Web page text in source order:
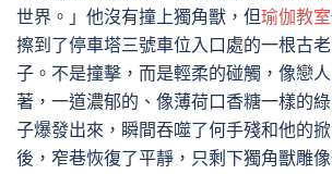
世界。」他沒有撞上獨角獸，但瑜伽教室
擦到了停車塔三號車位入口處的一根古
子。不是撞擊，而是輕柔的碰觸，像戀
著，一道濃郁的、像薄荷口香糖一樣的
子爆發出來，瞬間吞噬了何手殘和他的
後，窄巷恢復了平靜，只剩下獨角獸雕